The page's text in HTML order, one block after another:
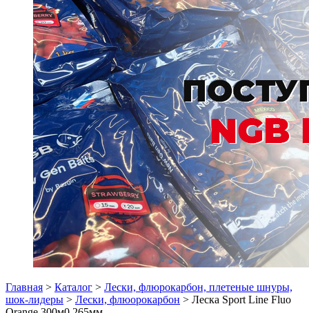
Главная > Каталог > Лески, флюрокарбон, плетеные шнуры,
шок-лидеры > Лески, флюорокарбон > Леска Sport Line Fluo